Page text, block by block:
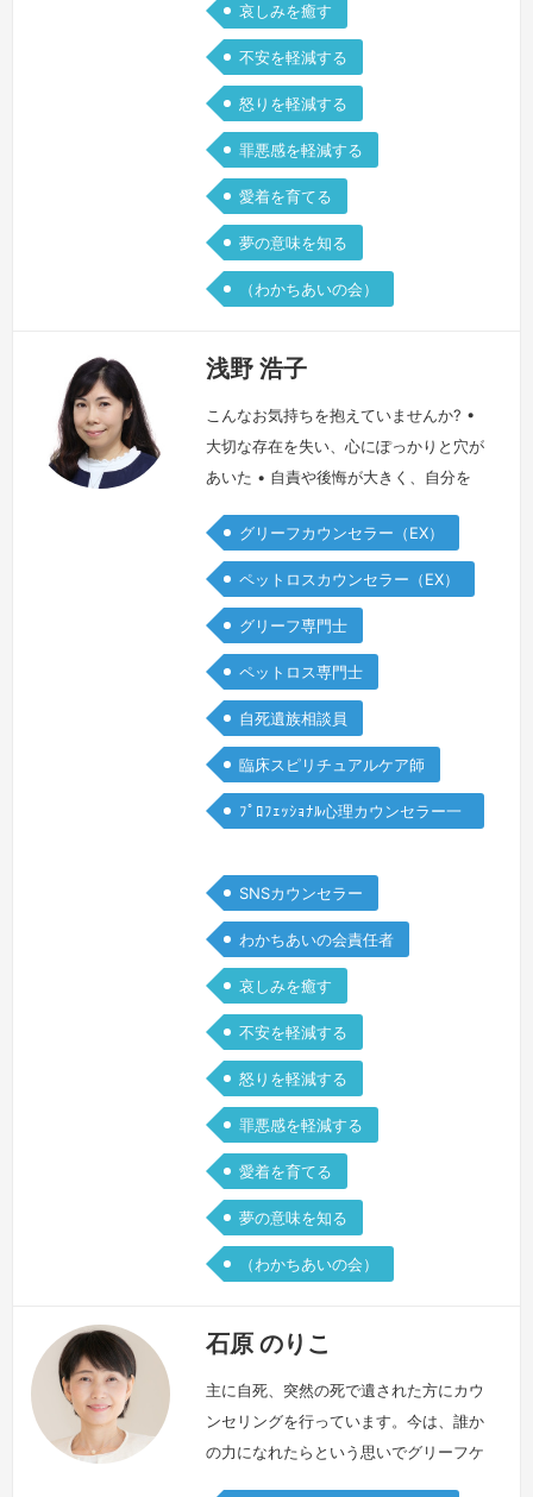
哀しみを癒す
不安を軽減する
怒りを軽減する
罪悪感を軽減する
愛着を育てる
夢の意味を知る
（わかちあいの会）
浅野 浩子
こんなお気持ちを抱えていませんか? •
大切な存在を失い、心にぽっかりと穴が
あいた • 自責や後悔が大きく、自分を
そうにふるまっているけれど、本当はつ
らい • 誰にもわかってもらえないよう
な孤立感がある • 変化してしまった人
間関係に戸惑っている • 誰にも本音を
話せず、ひとりきりで苦しんでいるグリ
ーフ(悲嘆)は、時間や理屈で簡単に癒え
るものではありません。け…
る »
グリーフカウンセラー（EX）
ペットロスカウンセラー（EX）
グリーフ専門士
ペットロス専門士
自死遺族相談員
臨床スピリチュアルケア師
ﾌﾟﾛﾌｪｯｼｮﾅﾙ心理カウンセラー一
SNSカウンセラー
わかちあいの会責任者
哀しみを癒す
不安を軽減する
怒りを軽減する
罪悪感を軽減する
愛着を育てる
夢の意味を知る
（わかちあいの会）
石原 のりこ
主に自死、突然の死で遺された方にカウ
ンセリングを行っています。今は、誰か
の力になれたらという思いでグリーフケ